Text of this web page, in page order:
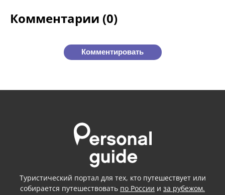
Комментарии (0)
Комментировать
Туристический портал для тех, кто путешествует или
собирается путешествовать по России и за рубежом.